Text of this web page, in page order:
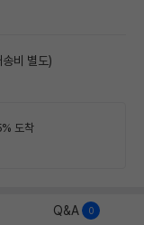
비 별도)
도착
Q&A 0